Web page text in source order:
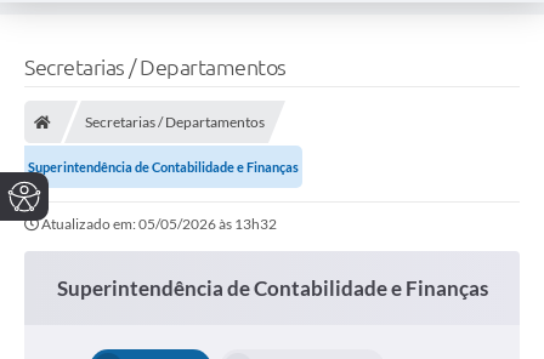
Secretarias / Departamentos
Secretarias / Departamentos
Superintendência de Contabilidade e Finanças
Atualizado em: 05/05/2026 às 13h32
Superintendência de Contabilidade e Finanças